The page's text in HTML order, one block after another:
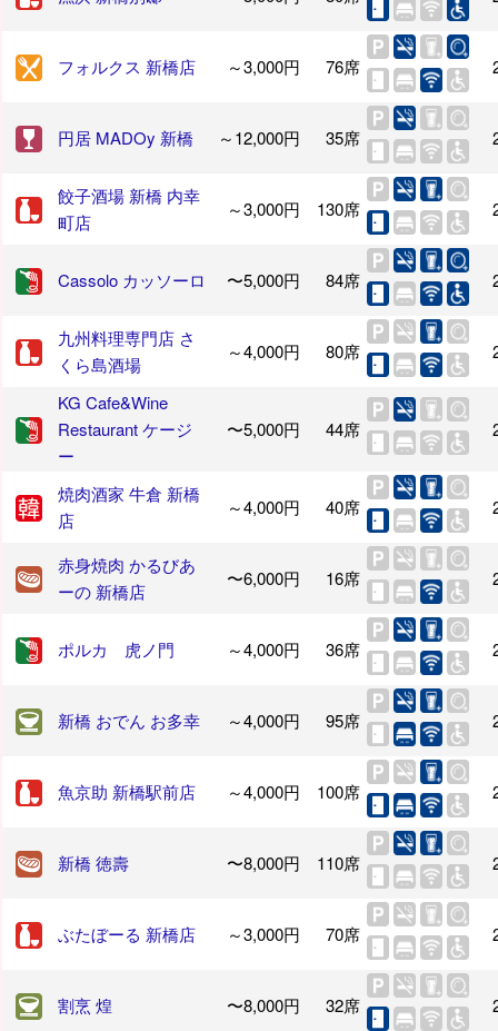
フォルクス 新橋店 ～3,000円 76席
円居 MADOy 新橋 ～12,000円 35席
餃子酒場 新橋 内幸
町店
～3,000円 130席
Cassolo カッソーロ 〜5,000円 84席
九州料理専門店 さ
くら島酒場
～4,000円 80席
KG Cafe&Wine
Restaurant ケージ
ー
〜5,000円 44席
焼肉酒家 牛倉 新橋
店
～4,000円 40席
赤身焼肉 かるびあ
ーの 新橋店
〜6,000円 16席
ポルカ 虎ノ門 ～4,000円 36席
新橋 おでん お多幸 ～4,000円 95席
魚京助 新橋駅前店 ～4,000円 100席
新橋 徳壽 〜8,000円 110席
ぶたぼーる 新橋店 ～3,000円 70席
割烹 煌 〜8,000円 32席